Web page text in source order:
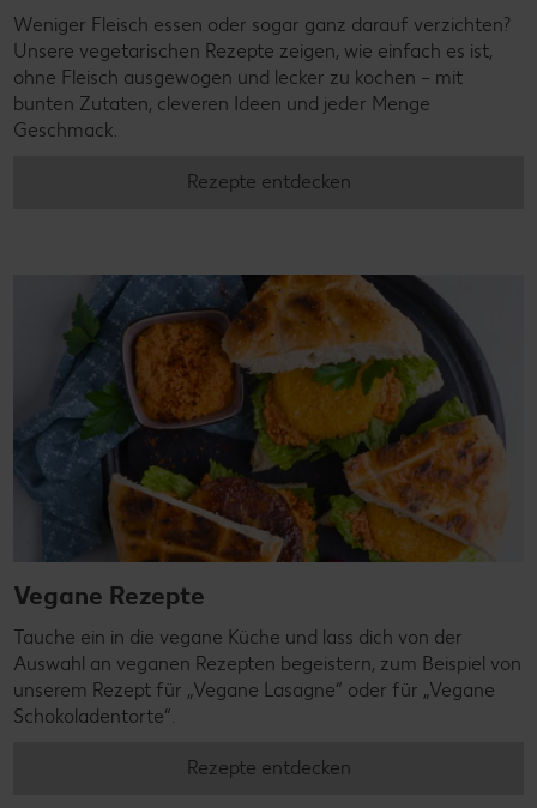
Weniger Fleisch essen oder sogar ganz darauf verzichten?
Unsere vegetarischen Rezepte zeigen, wie einfach es ist,
ohne Fleisch ausgewogen und lecker zu kochen – mit
bunten Zutaten, cleveren Ideen und jeder Menge
Geschmack.
Rezepte entdecken
Vegane Rezepte
Tauche ein in die vegane Küche und lass dich von der
Auswahl an veganen Rezepten begeistern, zum Beispiel von
unserem Rezept für „Vegane Lasagne“ oder für „Vegane
Schokoladentorte“.
Rezepte entdecken